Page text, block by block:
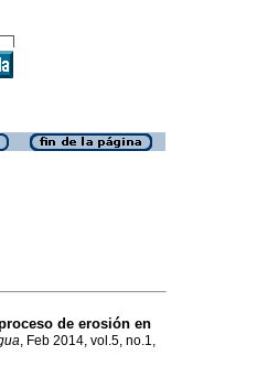
de erosión en
, Feb 2014, vol.5, no.1,